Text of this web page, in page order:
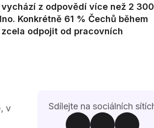
z odpovědí více než 2 300
Konkrétně 61 % Čechů během
odpojit od pracovních
v
Sdílejte na sociálních